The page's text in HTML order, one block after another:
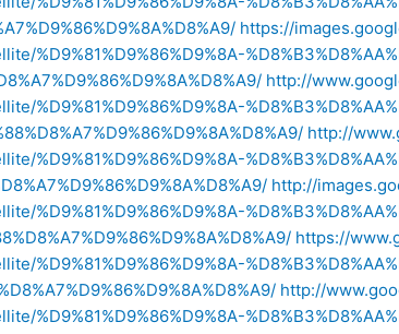
https://
%D9%81%D9%86%D9%8A-
http://
%D9%81%D9%86%D9%8A-
http://
%D9%81%D9%86%D9%8A-
http://
%D9%81%D9%86%D9%8A-
https://
%D9%81%D9%86%D9%8A-
http://
%D9%81%D9%86%D9%8A-